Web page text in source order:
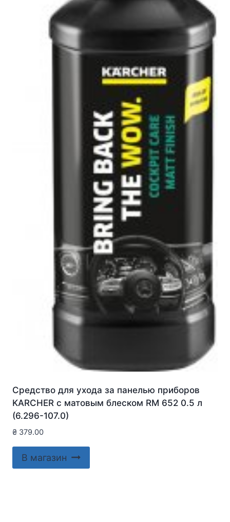
Средство для ухода за панелью приборов
KARCHER с матовым блеском RM 652 0.5 л
(6.296-107.0)
₴ 379.00
В магазин